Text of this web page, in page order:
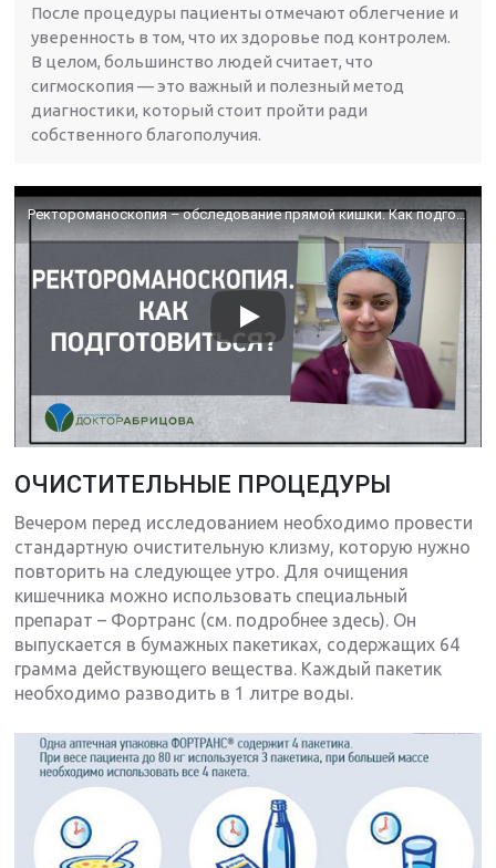
После процедуры пациенты отмечают облегчение и
уверенность в том, что их здоровье под контролем.
В целом, большинство людей считает, что
сигмоскопия — это важный и полезный метод
диагностики, который стоит пройти ради
собственного благополучия.
Ректороманоскопия – обследование прямой кишки. Как подготовиться к ректороманоскопии?
ОЧИСТИТЕЛЬНЫЕ ПРОЦЕДУРЫ
Вечером перед исследованием необходимо провести
стандартную очистительную клизму, которую нужно
повторить на следующее утро. Для очищения
кишечника можно использовать специальный
препарат – Фортранс (см. подробнее здесь). Он
выпускается в бумажных пакетиках, содержащих 64
грамма действующего вещества. Каждый пакетик
необходимо разводить в 1 литре воды.